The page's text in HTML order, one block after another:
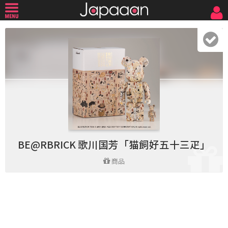
BE@RBRICK 歌川国芳「猫飼好五十三疋」
商品